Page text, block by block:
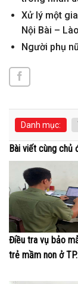
Xử lý một
Nội Bài –
Người phụ
Danh mục:
Bài viết cùng chủ
Điều tra vụ bảo
trẻ mầm non ở